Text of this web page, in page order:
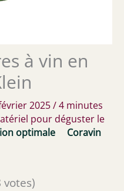
à vin en
2025/4 minutes
pour déguster le
optimale
Coravin
votes)